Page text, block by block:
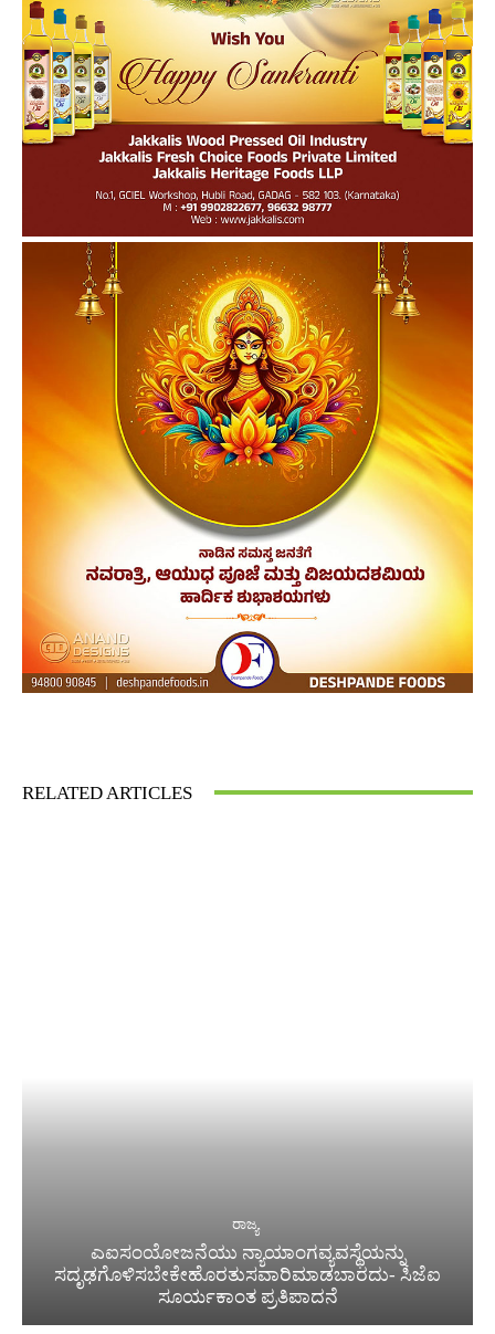
RELATED ARTICLES
ರಾಜ್ಯ
ಎಐಸಂಯೋಜನೆಯು ನ್ಯಾಯಾಂಗವ್ಯವಸ್ಥೆಯನ್ನು
ಸದೃಢಗೊಳಿಸಬೇಕೇಹೊರತುಸವಾರಿಮಾಡಬಾರದು- ಸಿಜೆಐ
ಸೂರ್ಯಕಾಂತ ಪ್ರತಿಪಾದನೆ